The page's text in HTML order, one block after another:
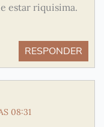
estar riquisima.
RESPONDER
08:31